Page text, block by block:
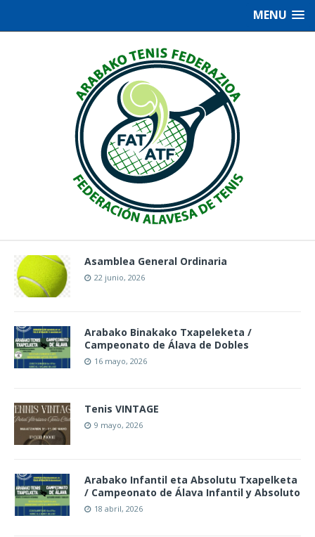
MENU
Asamblea General Ordinaria
22 junio, 2026
Arabako Binakako Txapeleketa /
Campeonato de Álava de Dobles
16 mayo, 2026
Tenis VINTAGE
9 mayo, 2026
Arabako Infantil eta Absolutu Txapelketa
/ Campeonato de Álava Infantil y Absoluto
18 abril, 2026